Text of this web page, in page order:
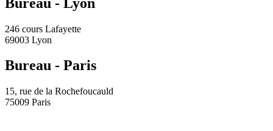
246 cours Lafayette
69003 Lyon
Bureau - Paris
15, rue de la Rochefoucauld
75009 Paris